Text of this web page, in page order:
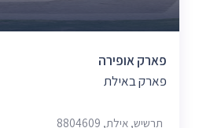
פארק אופירה
פארק באילת
תרשיש, אילת, 8804609